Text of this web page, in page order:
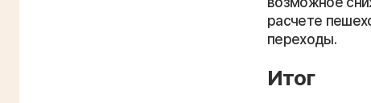
расчете
переходы.
Итог